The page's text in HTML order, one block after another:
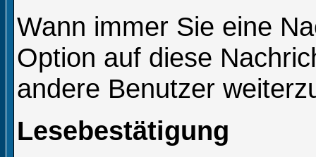
Wann immer Sie eine
Option auf diese
andere Benutzer
Lesebestätigung